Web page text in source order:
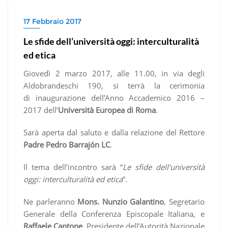
17 Febbraio 2017
Le sfide dell’università oggi: interculturalità
ed etica
Giovedì 2 marzo 2017, alle 11.00, in via degli
Aldobrandeschi 190, si terrà la cerimonia
di inaugurazione dell’Anno Accademico 2016 –
2017 dell’Università Europea di Roma.
Sarà aperta dal saluto e dalla relazione del Rettore
Padre Pedro Barrajón LC.
Il tema dell’incontro sarà “Le sfide dell’università
oggi: interculturalità ed etica”.
Ne parleranno Mons. Nunzio Galantino, Segretario
Generale della Conferenza Episcopale Italiana, e